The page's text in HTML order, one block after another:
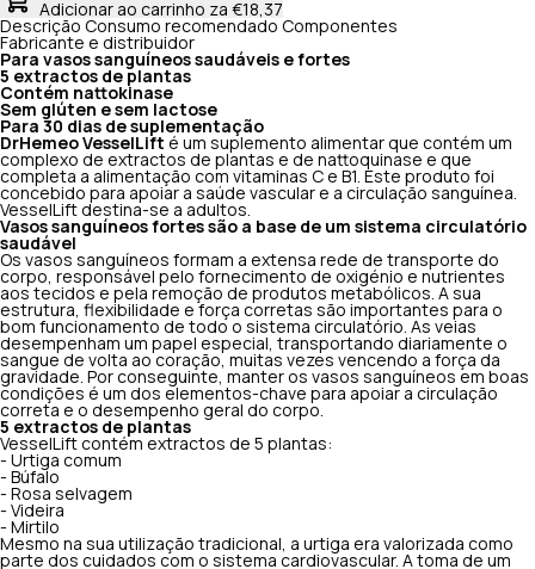
Adicionar ao carrinho za €18,37
Descrição Consumo recomendado Componentes
Fabricante e distribuidor
Para vasos sanguíneos saudáveis e fortes
5 extractos de plantas
Contém nattokinase
Sem glúten e sem lactose
Para 30 dias de suplementação
DrHemeo VesselLift é um suplemento alimentar que contém um
complexo de extractos de plantas e de nattoquinase e que
completa a alimentação com vitaminas C e B1. Este produto foi
concebido para apoiar a saúde vascular e a circulação sanguínea.
VesselLift destina-se a adultos.
Vasos sanguíneos fortes são a base de um sistema circulatório
saudável
Os vasos sanguíneos formam a extensa rede de transporte do
corpo, responsável pelo fornecimento de oxigénio e nutrientes
aos tecidos e pela remoção de produtos metabólicos. A sua
estrutura, flexibilidade e força corretas são importantes para o
bom funcionamento de todo o sistema circulatório. As veias
desempenham um papel especial, transportando diariamente o
sangue de volta ao coração, muitas vezes vencendo a força da
gravidade. Por conseguinte, manter os vasos sanguíneos em boas
condições é um dos elementos-chave para apoiar a circulação
correta e o desempenho geral do corpo.
5 extractos de plantas
VesselLift contém extractos de 5 plantas:
- Urtiga comum
- Búfalo
- Rosa selvagem
- Videira
- Mirtilo
Mesmo na sua utilização tradicional, a urtiga era valorizada como
parte dos cuidados com o sistema cardiovascular. A toma de um